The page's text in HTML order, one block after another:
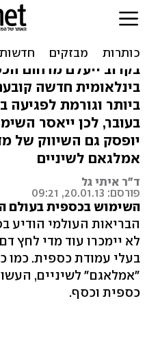
סוף לכספית:
בה במדי חום
בקרוב ייעלם מדחום
בינלאומית חדשה
ביותר וגורמת
יופסק גם השיווק של
אמלגאם לשיניים
ד"ר איתי גל
פורסם: 20.01.13, 09:21
השימוש בכספית בעולם
לא יימכרו עוד מדי לחץ
בעלי עמודת כספית. כמו
"אמלאגם" לשיניים,
כספית וכסף.